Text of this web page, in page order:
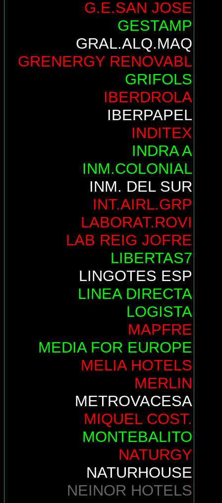
G.E.SAN JOSE
GESTAMP
GRAL.ALQ.MAQ
GRENERGY RENOVABL
GRIFOLS
IBERDROLA
IBERPAPEL
INDITEX
INDRA A
INM.COLONIAL
INM. DEL SUR
INT.AIRL.GRP
LABORAT.ROVI
LAB REIG JOFRE
LIBERTAS7
LINGOTES ESP
LINEA DIRECTA
LOGISTA
MAPFRE
MEDIA FOR EUROPE
MELIA HOTELS
MERLIN
METROVACESA
MIQUEL COST.
MONTEBALITO
NATURGY
NATURHOUSE
NEINOR HOTELS